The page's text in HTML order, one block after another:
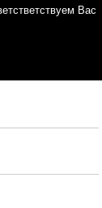
Вас